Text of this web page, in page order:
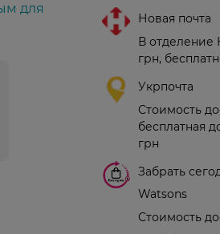
для
Новая почта
В отделение
грн,
Укрпочта
Стоимость
бесплатная
грн
Забрать
Watsons
Стоимость